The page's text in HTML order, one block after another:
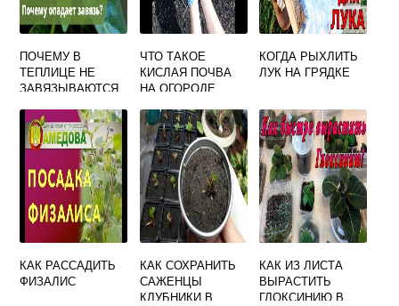
ПОЧЕМУ В
ТЕПЛИЦЕ НЕ
ЗАВЯЗЫВАЮТСЯ
ДЕЛАТЬ
ЧТО ТАКОЕ
КИСЛАЯ ПОЧВА
НА ОГОРОДЕ
КОГДА РЫХЛИТЬ
ЛУК НА ГРЯДКЕ
КАК РАССАДИТЬ
ФИЗАЛИС
КАК СОХРАНИТЬ
САЖЕНЦЫ
КЛУБНИКИ В
КАК ИЗ ЛИСТА
ВЫРАСТИТЬ
ГЛОКСИНИЮ В